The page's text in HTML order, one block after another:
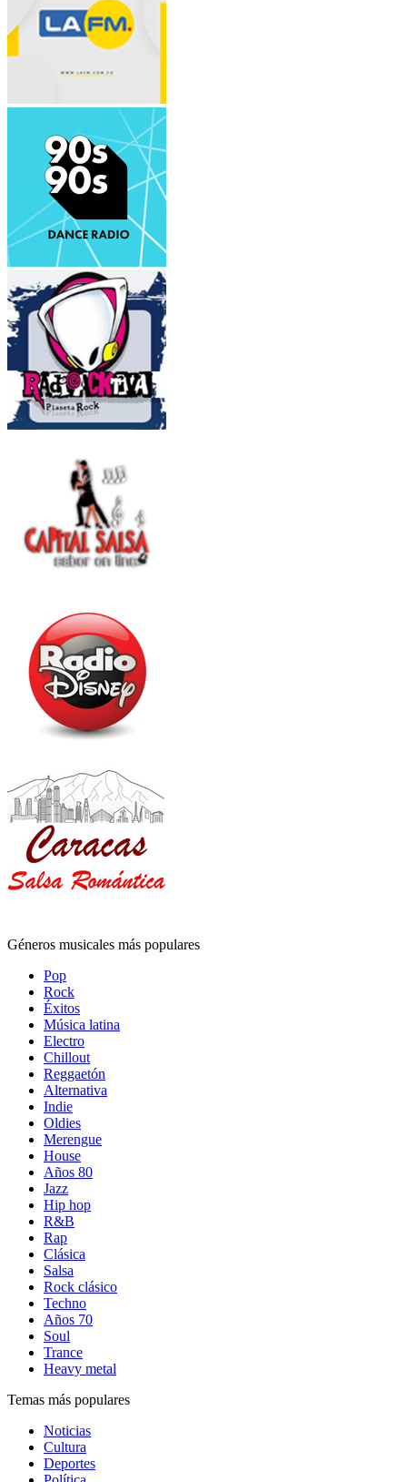
Géneros musicales más populares
Pop
Rock
Éxitos
Música latina
Electro
Chillout
Reggaetón
Alternativa
Indie
Oldies
Merengue
House
Años 80
Jazz
Hip hop
R&B
Rap
Clásica
Salsa
Rock clásico
Techno
Años 70
Soul
Trance
Heavy metal
Temas más populares
Noticias
Cultura
Deportes